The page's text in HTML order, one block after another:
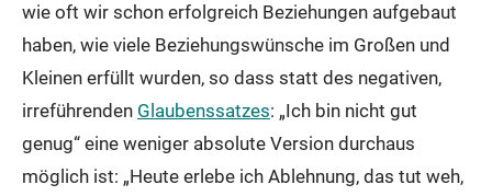
wie oft wir schon erfolgreich Beziehungen aufgebaut
haben, wie viele Beziehungswünsche im Großen und
Kleinen erfüllt wurden, so dass statt des negativen,
irreführenden Glaubenssatzes: „Ich bin nicht gut
genug“ eine weniger absolute Version durchaus
möglich ist: „Heute erlebe ich Ablehnung, das tut weh,